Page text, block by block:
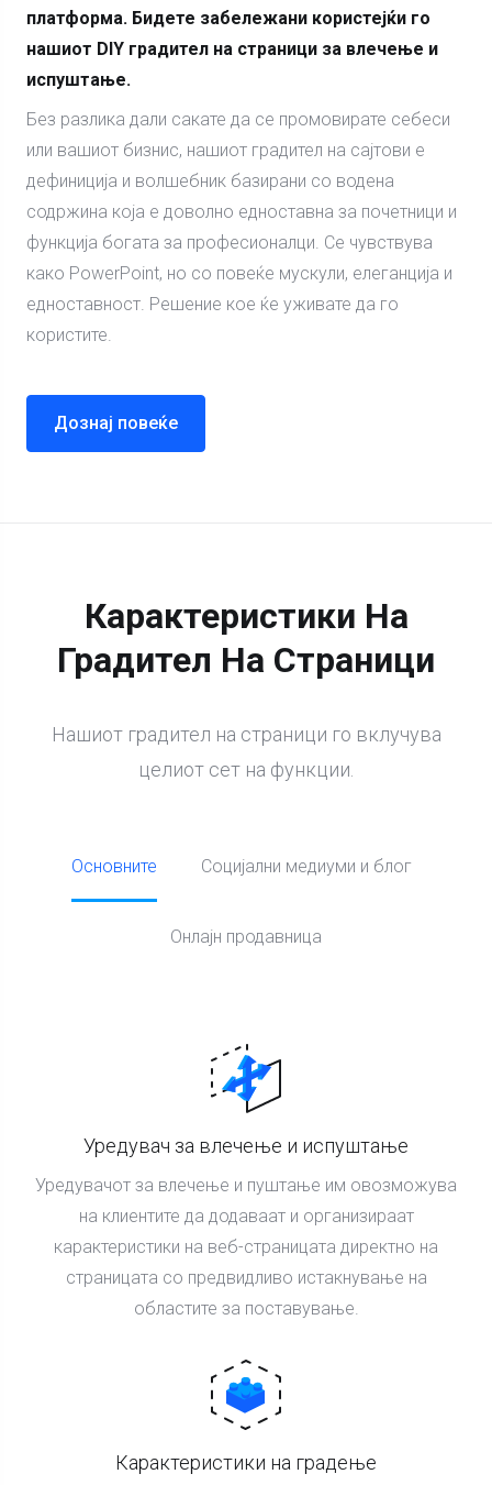
платформа. Бидете забележани користејќи го
нашиот DIY градител на страници за влечење и
испуштање.
Без разлика дали сакате да се промовирате себеси
или вашиот бизнис, нашиот градител на сајтови е
дефиниција и волшебник базирани со водена
содржина која е доволно едноставна за почетници и
функција богата за професионалци. Се чувствува
како PowerPoint, но со повеќе мускули, елеганција и
едноставност. Решение кое ќе уживате да го
користите.
Дознај повеќе
Карактеристики На
Градител На Страници
Нашиот градител на страници го вклучува
целиот сет на функции.
Основните Социјални медиуми и блог
Онлајн продавница
Уредувач за влечење и испуштање
Уредувачот за влечење и пуштање им овозможува
на клиентите да додаваат и организираат
карактеристики на веб-страницата директно на
страницата со предвидливо истакнување на
областите за поставување.
Карактеристики на градење